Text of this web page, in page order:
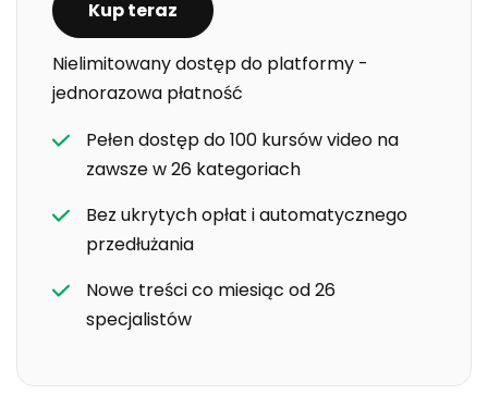
Odpoczynek, sen, nawodnienie, spokojny ruch czy
masaż mogą pomóc zadbać o ciało po wysiłku i
sprawić, że aktywność pozostanie przyjemnym
elementem codzienności.
Kup teraz
Nielimitowany dostęp do platformy -
jednorazowa płatność
Pełen dostęp do 100 kursów video na
zawsze w 26 kategoriach
Bez ukrytych opłat i automatycznego
przedłużania
Nowe treści co miesiąc od 26
specjalistów